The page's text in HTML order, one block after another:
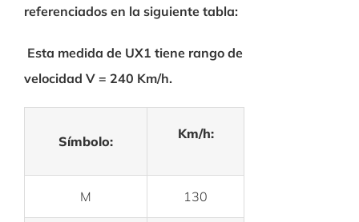
referenciados en la siguiente tabla:
Esta medida de UX1 tiene rango de
velocidad V = 240 Km/h.
Símbolo: Km/h:
M 130